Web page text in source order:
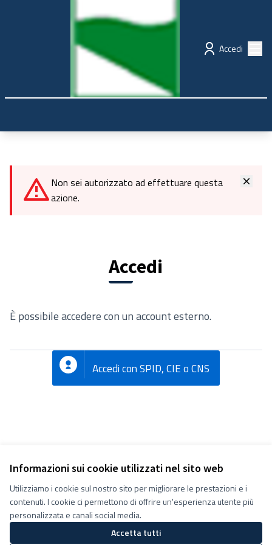
Informazioni sui cookie utilizzati nel sito web
Utilizziamo i cookie sul nostro sito per migliorare le prestazioni e i
contenuti. I cookie ci permettono di offrire un'esperienza utente più
personalizzata e canali social media.
Accetta tutti
Regione Emilia-Romagna Partecipazione
Accedi
Non sei autorizzato ad effettuare questa
azione.
Accedi
È possibile accedere con un account esterno.
Accedi con SPID, CIE o CNS
Termini e condizioni d''uso
Impostazioni Cookie
Decidiamo su Facebook
Decidiamo su YouTube
(Collegamento esterno)